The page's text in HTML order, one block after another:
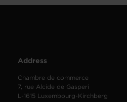
Address
Chambre de commerce
7, rue Alcide de Gasperi
L-1615 Luxembourg-Kirchberg